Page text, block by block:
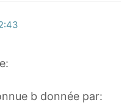
b donnée par: